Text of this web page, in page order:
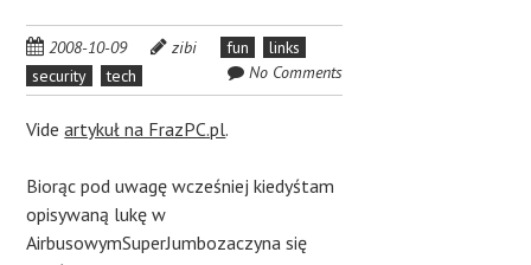
2008-10-09 zibi fun
links
security
tech No Comments
Videartykuł na FrazPC.pl.
Biorąc pod uwagę wcześniej kiedyśtam
opisywaną lukę w
AirbusowymSuperJumbozaczyna się